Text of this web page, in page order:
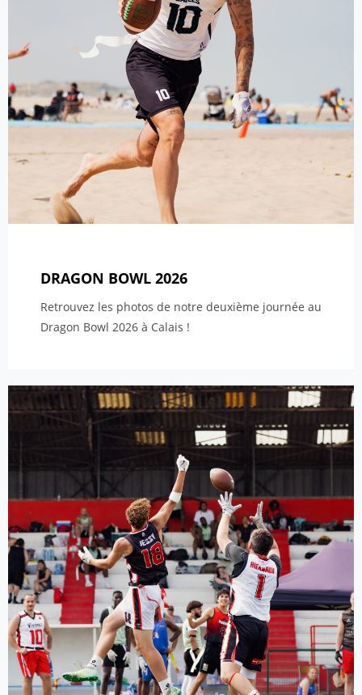
DRAGON BOWL 2026
Retrouvez les photos de notre deuxième journée au
Dragon Bowl 2026 à Calais !